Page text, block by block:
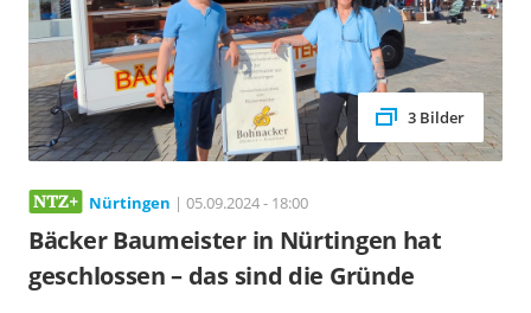
3 Bilder
Nürtingen | 05.09.2024 - 18:00
Bäcker Baumeister in Nürtingen hat
geschlossen – das sind die Gründe